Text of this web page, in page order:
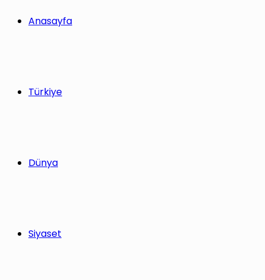
Anasayfa
Türkiye
Dünya
Siyaset